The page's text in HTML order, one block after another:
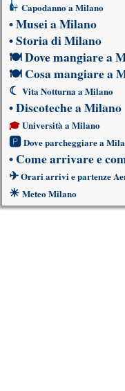
Capodanno a Milano
•Musei a Milano
•Storia di Milano
🍽Dove mangiare a
🍽 Cosa mangiare a
☾ Vita Notturna a Milano
•Discoteche a Milano
🎓Università a Milano
🅿 Dove parcheggiare a
• Come arrivare e
✈Orari arrivi e partenze
☀ Meteo Milano